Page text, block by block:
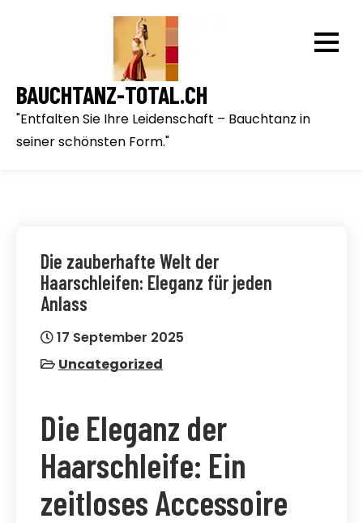
BAUCHTANZ-TOTAL.CH
"Entfalten Sie Ihre Leidenschaft – Bauchtanz in
seiner schönsten Form."
Die zauberhafte Welt der
Haarschleifen: Eleganz für jeden
Anlass
17 September 2025
Uncategorized
Die Eleganz der
Haarschleife: Ein
zeitloses Accessoire